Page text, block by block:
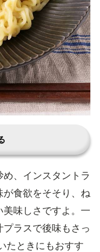
、インスタントラ
食欲をそそり、ね
味しさですよ。一
ラスで後味もさっ
たときにもおすす